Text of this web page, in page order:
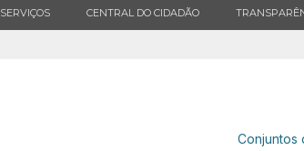
ESTADO
SERVIÇOS ESTADO
CENTRAL DO CIDADÃO ESTADO
Conjuntos